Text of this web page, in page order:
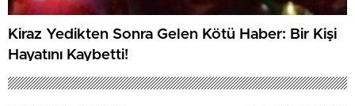
Kiraz Yedikten Sonra Gelen Kötü Haber: Bir Kişi
Hayatını Kaybetti!